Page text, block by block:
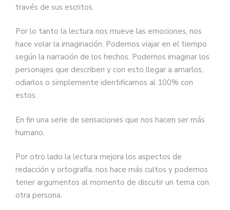
través de sus escritos.
Por lo tanto la lectura nos mueve las emociones, nos
hace volar la imaginación. Podemos viajar en el tiempo
según la narración de los hechos. Podemos imaginar los
personajes que describen y con esto llegar a amarlos,
odiarlos o simplemente identificarnos al 100% con
estos.
En fin una serie de sensaciones que nos hacen ser más
humano.
Por otro lado la lectura mejora los aspectos de
redacción y ortografía, nos hace más cultos y podemos
tener argumentos al momento de discutir un tema con
otra persona.